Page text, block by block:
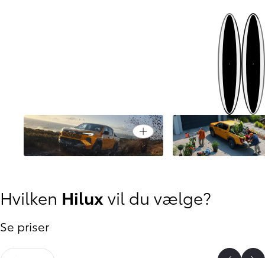
Forrige
Næste
Ydeevne i alt terræn
Open cardFunktionalitet, der
dig
Hvilken Hilux vil du vælge?
Se priser